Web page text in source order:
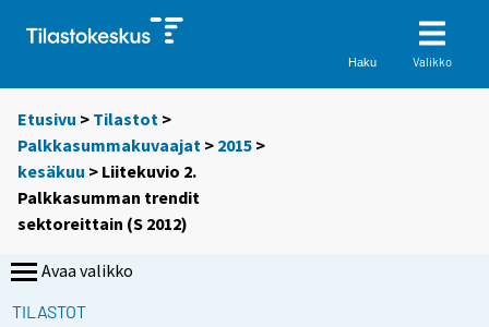
Haku Valikko
Etusivu > Tilastot >
Palkkasummakuvaajat > 2015 >
kesäkuu > Liitekuvio 2.
Palkkasumman trendit
sektoreittain (S 2012)
Avaa valikko
TILASTOT